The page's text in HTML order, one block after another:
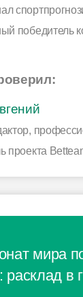
победитель
проекта
мира
расклад в